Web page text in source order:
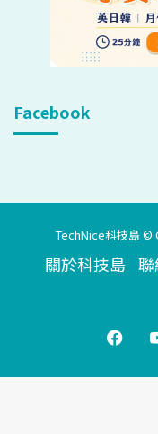
Facebook
TechNice科技島 ©
關於科技島